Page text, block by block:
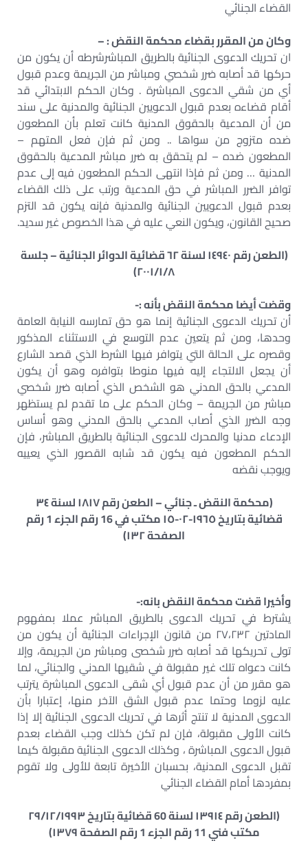
القضاء الجنائي
وكان من المقرر بقضاء محكمة النقض : –
ان تحريك الدعوى الجنائية بالطريق المباشرشرطه أن يكون من
حركها قد أصابه ضرر شخصي ومباشر من الجريمة وعدم قبول
أي من شقي الدعوى المباشرة . وكان الحكم الابتدائي قد
أقام قضاءه بعدم قبول الدعويين الجنائية والمدنية على سند
من أن المدعية بالحقوق المدنية كانت تعلم بأن المطعون
ضده متزوج من سواها .. ومن ثم فإن فعل المتهم –
المطعون ضده – لم يتحقق به ضرر مباشر المدعية بالحقوق
المدنية … ومن ثم فإذا انتهى الحكم المطعون فيه إلى عدم
توافر الضرر المباشر في حق المدعية ورتب على ذلك القضاء
بعدم قبول الدعويين الجنائية والمدنية فإنه يكون قد التزم
صحيح القانون، ويكون النعي عليه في هذا الخصوص غير سديد.
(الطعن رقم ١٤٩٤٠ لسنة ٦٢ قضائية الدوائر الجنائية – جلسة
۲۰۰۱/۱/۸)
وقضت أيضا محكمة النقض بأنه :-
أن تحريك الدعوى الجنائية إنما هو حق تمارسه النيابة العامة
وحدها، ومن ثم يتعين عدم التوسع في الاستثناء المذكور
وقصره على الحالة التي يتوافر فيها الشرط الذي قصد الشارع
أن يجعل الالتجاء إليه فيها منوطا بتوافره وهو أن يكون
المدعي بالحق المدني هو الشخص الذي أصابه ضرر شخصي
مباشر من الجريمة – وكان الحكم على ما تقدم لم يستظهر
وجه الضرر الذي أصاب المدعي بالحق المدني وهو أساس
الإدعاء مدنيا والمحرك للدعوى الجنائية بالطريق المباشر، فإن
الحكم المطعون فيه يكون قد شابه القصور الذي يعييه
ويوجب نقضه
(محكمة النقض ـ جنائي – الطعن رقم ١٨١٧ لسنة ٣٤
قضائية بتاريخ ١٩٦٥-٠٢-١٥ مكتب في 16 رقم الجزء 1 رقم
الصفحة ١٣٢)
وأخيرا قضت محكمة النقض بانه:-
يشترط في تحريك الدعوى بالطريق المباشر عملا بمفهوم
المادتين ۲۷،۲۳۲ من قانون الإجراءات الجنائية أن يكون من
تولى تحريكها قد أصابه ضرر شخصى ومباشر من الجريمة، وإلا
كانت دعواه تلك غير مقبولة في شقيها المدني والجنائي، لما
هو مقرر من أن عدم قبول أي شقى الدعوى المباشرة يترتب
عليه لزوما وحتما عدم قبول الشق الآخر منها، إعتبارا بأن
الدعوى المدنية لا تنتج أثرها في تحريك الدعوى الجنائية إلا إذا
كانت الأولى مقبولة، فإن لم تكن كذلك وجب القضاء بعدم
قبول الدعوى المباشرة ، وكذلك الدعوى الجنائية مقبولة كيما
تقبل الدعوى المدنية، بحسبان الأخيرة تابعة للأولى ولا تقوم
بمفردها أمام القضاء الجنائي
(الطعن رقم ١٣٩١٤ لسنة 60 قضائية بتاريخ ٢٩/١٢/١٩٩٣
مكتب فني 11 رقم الجزء 1 رقم الصفحة ١٣٧٩)